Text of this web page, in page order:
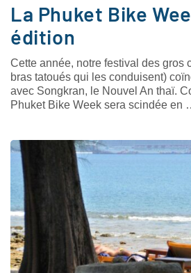
La Phuket Bike
édition
Cette année, notre festival des gros
bras tatoués qui les conduisent)
avec Songkran, le Nouvel An thaï.
Phuket Bike Week sera scindée en